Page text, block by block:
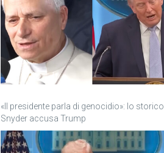
«Il presidente parla di genocidio»: lo storico
Snyder accusa Trump